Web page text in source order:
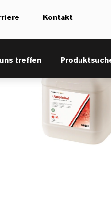
Kontakt
treffen